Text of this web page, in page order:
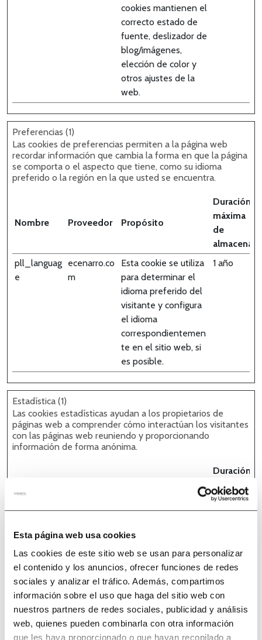
Esta página web usa cookies
Las cookies de este sitio web se usan para personalizar
el contenido y los anuncios, ofrecer funciones de redes
sociales y analizar el tráfico. Además, compartimos
información sobre el uso que haga del sitio web con
nuestros partners de redes sociales, publicidad y análisis
web, quienes pueden combinarla con otra información
que les haya proporcionado o que hayan recopilado a
cookies mantienen el
correcto estado de
fuente, deslizador de
blog/imágenes,
elección de color y
otros ajustes de la
web.
Preferencias (1)
Las cookies de preferencias permiten a la página web
recordar información que cambia la forma en que la página
se comporta o el aspecto que tiene, como su idioma
preferido o la región en la que usted se encuentra.
Nombre Proveedor Propósito
Duración
máxima
de
pll_languag
e
ecenarro.co
m
Esta cookie se utiliza
para determinar el
idioma preferido del
visitante y configura
el idioma
correspondientemen
te en el sitio web, si
es posible.
1 año
Estadística (1)
Las cookies estadísticas ayudan a los propietarios de
páginas web a comprender cómo interactúan los visitantes
con las páginas web reuniendo y proporcionando
información de forma anónima.
Nombre
Duración
máxima
de
_clsk
Microsoft
Registra datos
comportamiento del
visitante en la web.
Esto se utiliza para
análisis internos por
el operador de la
web.